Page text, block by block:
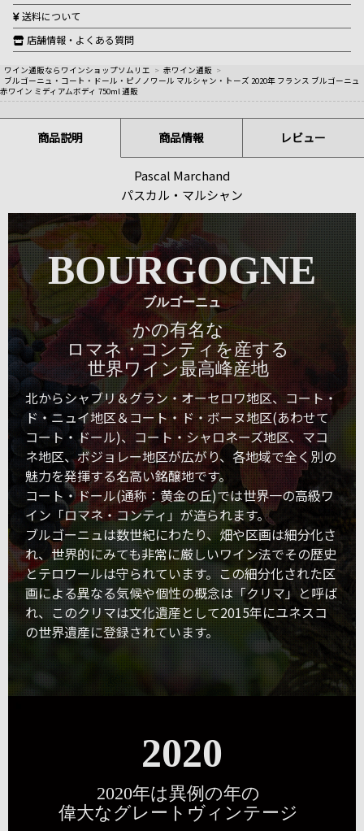
送料について
店舗情報・よくある質問
ワイン通販ならワインショップソムリエ > 赤ワイン通販 >
ブルゴーニュ・コート・ドール・ピノノワール マルシャン・トーズ 2020年 フランス ブルゴーニュ
赤ワイン ミディアムボディ 750ml 通販
商品説明 商品情報 レビュー
Pascal Marchand
パスカル・マルシャン
BOURGOGNE
ブルゴーニュ
かの有名な
ロマネ・コンティを産する
世界ワイン最高峰産地
北からシャブリ＆グラン・オーセロワ地区、コート・
ド・ニュイ地区＆コート・ド・ボーヌ地区(あわせて
コート・ドール)、コート・シャロネーズ地区、マコ
ネ地区、ボジョレー地区が広がり、各地域で全く別の
魅力を発揮する名高い銘醸地です。
コート・ドール(通称：黄金の丘)では世界一の高級ワ
イン「ロマネ・コンティ」が造られます。
ブルゴーニュは数世紀にわたり、畑や区画は細分化さ
れ、世界的にみても非常に厳しいワイン法でその歴史
とテロワールは守られています。この細分化された区
画による異なる気候や個性の概念は「クリマ」と呼ば
れ、このクリマは文化遺産として2015年にユネスコ
の世界遺産に登録されています。
2020
2020年は異例の年の
偉大なグレートヴィンテージ